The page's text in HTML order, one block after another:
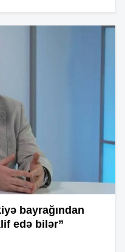
bayrağından
edə bilər”